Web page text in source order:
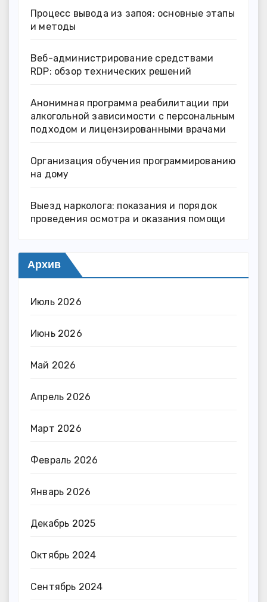
Процесс вывода из запоя: основные этапы
и методы
Веб-администрирование средствами
RDP: обзор технических решений
Анонимная программа реабилитации при
алкогольной зависимости с персональным
подходом и лицензированными врачами
Организация обучения программированию
на дому
Выезд нарколога: показания и порядок
проведения осмотра и оказания помощи
Архив
Июль 2026
Июнь 2026
Май 2026
Апрель 2026
Март 2026
Февраль 2026
Январь 2026
Декабрь 2025
Октябрь 2024
Сентябрь 2024